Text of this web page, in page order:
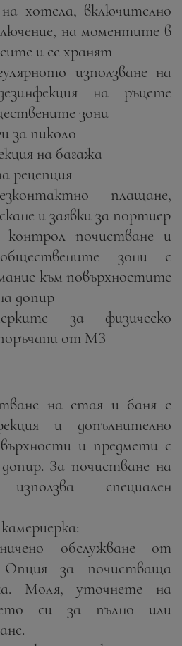
хотела, включително
на моментите в
и се хранят
използване на
на ръцете
зони
за пиколо
на багажа
рецепция
плащане,
и заявки за портиер
почистване и
зони с
към повърхностите
допир
за физическо
от МЗ
на стая и баня с
и допълнително
и предмети с
За почистване на
специален
обслужване от
за почистваща
Моля, уточнете на
си за пълно или